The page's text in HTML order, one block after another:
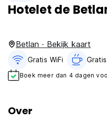
Hotelet de
Betlan · Bekijk kaart
Gratis WiFi
Boek meer dan 4 dagen
Over